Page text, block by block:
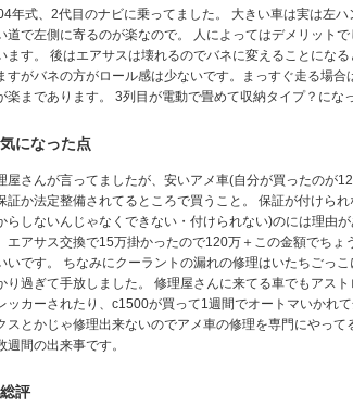
年式、2代目のナビに乗ってました。 大きい車は実は左
道で左側に寄るのが楽なので。 人によってはデメリット
ます。 後はエアサスは壊れるのでバネに変えることにな
すがバネの方がロール感は少ないです。まっすぐ走る場
楽まであります。 3列目が電動で畳めて収納タイプ？にな
気になった点
屋さんが言ってましたが、安いアメ車(自分が買ったのが
証か法定整備されてるところで買うこと。 保証が付けら
らしないんじゃなくできない・付けられない)のには理由
エアサス交換で15万掛かったので120万＋この金額でち
いです。 ちなみにクーラントの漏れの修理はいたちごっ
り過ぎて手放しました。 修理屋さんに来てる車でもアス
ッカーされたり、c1500が買って1週間でオートマいかれ
スとかじゃ修理出来ないのでアメ車の修理を専門にやっ
週間の出来事です。
総評